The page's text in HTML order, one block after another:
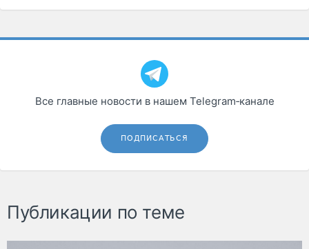
Все главные новости в нашем Telegram‑канале
ПОДПИСАТЬСЯ
Публикации по теме